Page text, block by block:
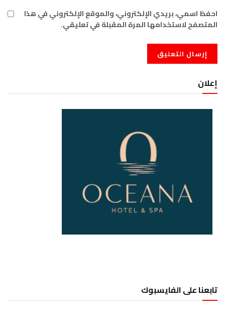
احفظ اسمي، بريدي الإلكتروني، والموقع الإلكتروني في هذا
المتصفح لاستخدامها المرة المقبلة في تعليقي.
إعلان
تابعنا على الفايسبوك